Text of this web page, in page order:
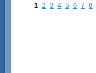
1 2 3 4 5 6 7 8